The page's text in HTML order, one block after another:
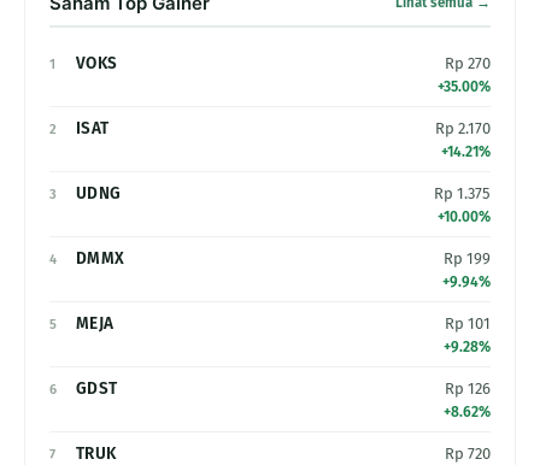
1 VOKS Rp 270
+35.00%
2 ISAT Rp 2.170
+14.21%
3 UDNG Rp 1.375
+10.00%
4 DMMX Rp 199
+9.94%
5 MEJA Rp 101
+9.28%
6 GDST Rp 126
+8.62%
7 TRUK Rp 720